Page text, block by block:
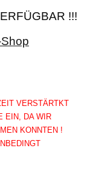
!!!
VERSTÄRTKT
EIN, DA WIR
KONNTEN !